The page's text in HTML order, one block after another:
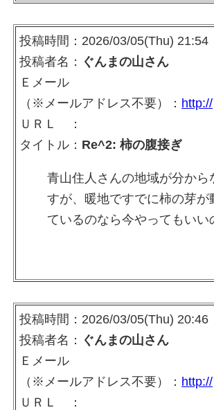
投稿時間：2026/03/05(Thu) 21:54
投稿者名： ぐんまの山さん
Ｅメール
（※メールアドレス不要）： http://
ＵＲＬ ：
タイトル： Re^2: 柿の腹接ぎ
青山住人さんの地域が分から
すが、暖地ですでに柿の芽が
ているのなら今やってもいい
投稿時間：2026/03/05(Thu) 20:46
投稿者名： ぐんまの山さん
Ｅメール
（※メールアドレス不要）： http://
ＵＲＬ ：